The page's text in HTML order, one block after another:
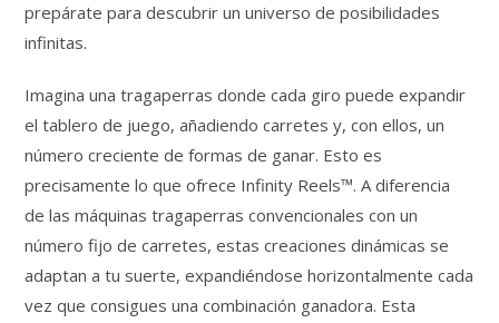
prepárate para descubrir un universo de posibilidades
infinitas.
Imagina una tragaperras donde cada giro puede expandir
el tablero de juego, añadiendo carretes y, con ellos, un
número creciente de formas de ganar. Esto es
precisamente lo que ofrece Infinity Reels™. A diferencia
de las máquinas tragaperras convencionales con un
número fijo de carretes, estas creaciones dinámicas se
adaptan a tu suerte, expandiéndose horizontalmente cada
vez que consigues una combinación ganadora. Esta